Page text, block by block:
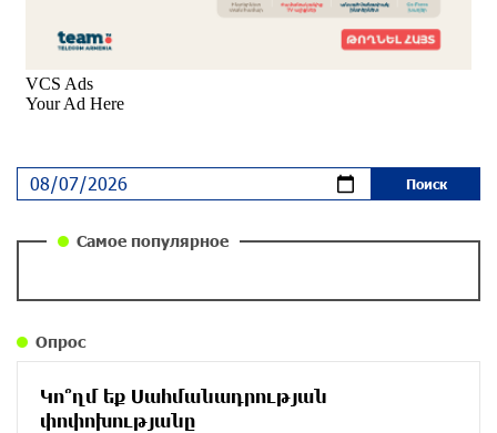
и чего на самом деле ожидает общество?
парламентского бойкота оппозиции - пустая
повестка дня? «Паст»
около одного месяца назад
Размик Марукян стал обладателем бронзовой
Самое популярное
Опрос
Կո՞ղմ եք Սահմանադրության
փոփոխությանը